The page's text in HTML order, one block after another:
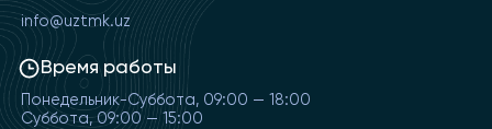
info@uztmk.uz
Время работы
Понедельник-Суббота, 09:00 — 18:00
Суббота, 09:00 — 15:00